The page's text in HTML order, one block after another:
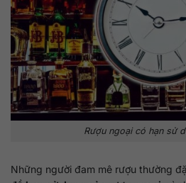
Rượu ngoại có hạn sử
Những người đam mê rượu thường